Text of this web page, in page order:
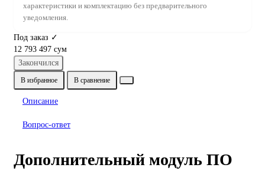
характеристики и комплектацию без предварительного
уведомления.
Под заказ ✓
12 793 497 сум
Закончился
В избранное В сравнение
Описание
Вопрос-ответ
Дополнительный модуль ПО